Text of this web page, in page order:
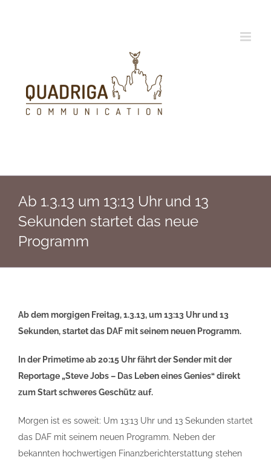
Ab 1.3.13 um 13:13 Uhr und 13
Sekunden startet das neue
Programm
Ab dem morgigen Freitag, 1.3.13, um 13:13 Uhr und 13
Sekunden, startet das DAF mit seinem neuen Programm.
In der Primetime ab 20:15 Uhr fährt der Sender mit der
Reportage „Steve Jobs – Das Leben eines Genies“ direkt
zum Start schweres Geschütz auf.
Morgen ist es soweit: Um 13:13 Uhr und 13 Sekunden startet
das DAF mit seinem neuen Programm. Neben der
bekannten hochwertigen Finanzberichterstattung stehen